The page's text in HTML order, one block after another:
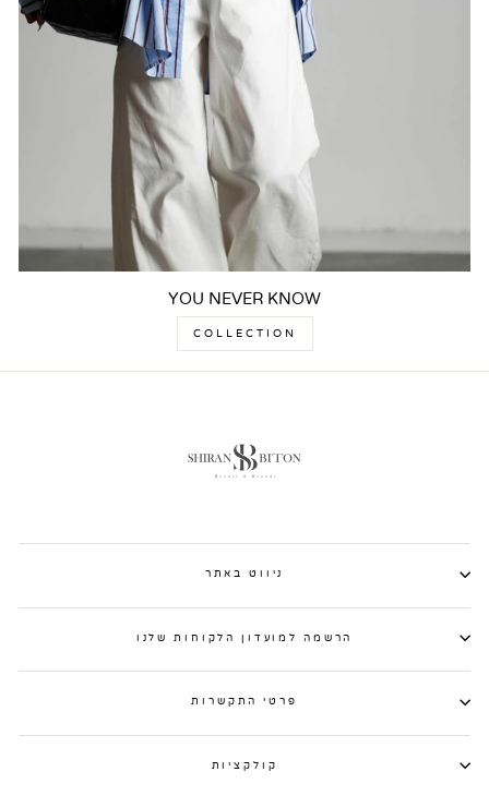
YOU NEVER KNOW
COLLECTION
ניווט באתר
הרשמה למועדון הלקוחות שלנו
פרטי התקשרות
קולקציות